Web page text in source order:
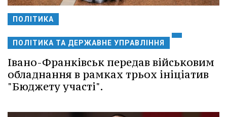
ПОЛІТИКА
ПОЛІТИКА ТА ДЕРЖАВНЕ УПРАВЛІННЯ
Івано-Франківськ передав військовим
обладнання в рамках трьох ініціатив
"Бюджету участі".